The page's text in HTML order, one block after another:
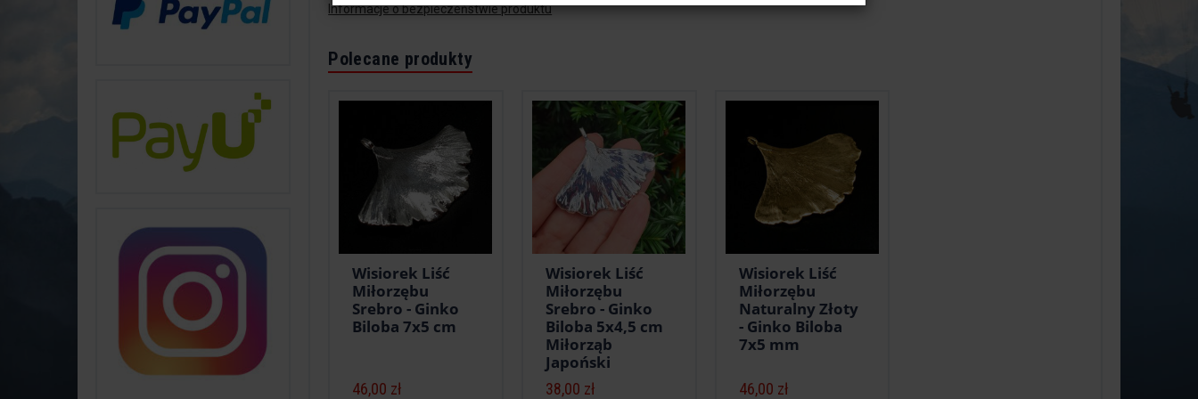
Informacje o bezpieczeństwie produktu
Polecane produkty
Wisiorek Liść
Miłorzębu
Srebro - Ginko
Biloba 7x5 cm
46,00 zł
Wisiorek Liść
Miłorzębu
Srebro - Ginko
Biloba 5x4,5 cm
Miłorząb
Japoński
38,00 zł
Wisiorek Liść
Miłorzębu
Naturalny Złoty
- Ginko Biloba
7x5 mm
46,00 zł